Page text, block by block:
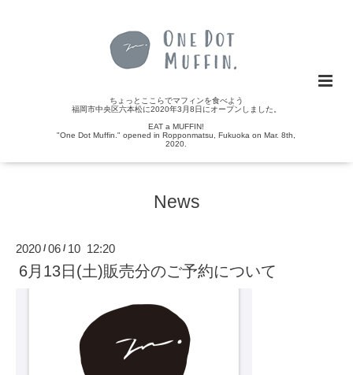
ちょっとここらでマフィンを食べよう
福岡市中央区六本松に2020年3月8日にオープンしました。
EAT a MUFFIN!
"One Dot Muffin." opened in Ropponmatsu, Fukuoka on Mar. 8th,
2020.
News
2020 /06 / 10 12:20
6月13日(土)販売分のご予約について